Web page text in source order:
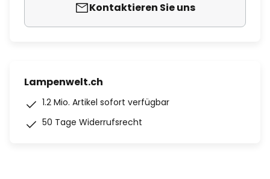
Kontaktieren Sie uns
Lampenwelt.ch
1.2 Mio. Artikel sofort verfügbar
50 Tage Widerrufsrecht